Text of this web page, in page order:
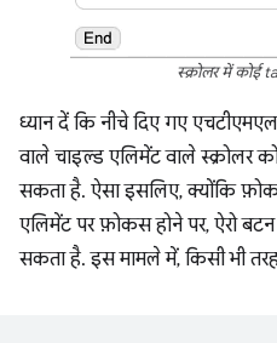
स्क्रोलर में कोई
ध्यान दें कि नीचे दिए गए
वाले चाइल्ड एलिमेंट वाले स्क्रोलर
सकता है. ऐसा इसलिए, क्योंकि
एलिमेंट पर फ़ोकस होने पर, ऐरो
सकता है. इस मामले में, किसी भी